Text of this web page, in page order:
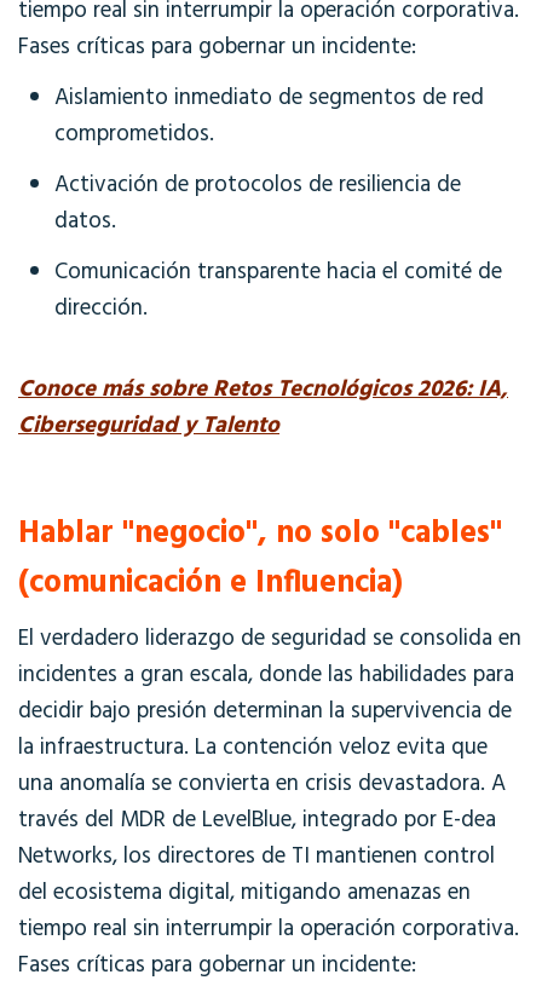
tiempo real sin interrumpir la operación corporativa.
Fases críticas para gobernar un incidente:
Aislamiento inmediato de segmentos de red
comprometidos.
Activación de protocolos de resiliencia de
datos.
Comunicación transparente hacia el comité de
dirección.
Conoce más sobre Retos Tecnológicos 2026: IA,
Ciberseguridad y Talento
Hablar "negocio", no solo "cables"
(comunicación e Influencia)
El verdadero liderazgo de seguridad se consolida en
incidentes a gran escala, donde las habilidades para
decidir bajo presión determinan la supervivencia de
la infraestructura. La contención veloz evita que
una anomalía se convierta en crisis devastadora. A
través del MDR de LevelBlue, integrado por E-dea
Networks, los directores de TI mantienen control
del ecosistema digital, mitigando amenazas en
tiempo real sin interrumpir la operación corporativa.
Fases críticas para gobernar un incidente: